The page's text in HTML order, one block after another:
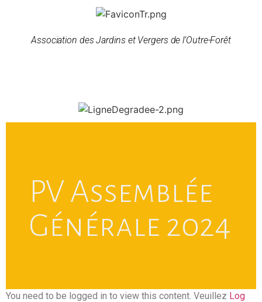
Association des Jardins et Vergers de l’Outre-Forêt
PV Assemblée
Générale 2024
You need to be logged in to view this content. Veuillez Log